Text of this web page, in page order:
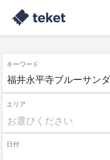
キーワード
エリア
日付